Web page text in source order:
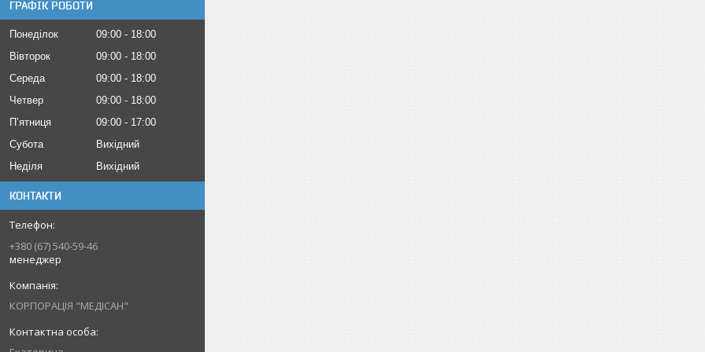
ГРАФІК РОБОТИ
Понеділок 09:00
18:00
Вівторок
09:00
18:00
Середа
09:00
18:00
Четвер
09:00
18:00
Пʼятниця
09:00
17:00
Субота
Вихідний
Неділя
Вихідний
КОНТАКТИ
+380 (67) 540-59-46
менеджер
КОРПОРАЦІЯ "МЕДІСАН"